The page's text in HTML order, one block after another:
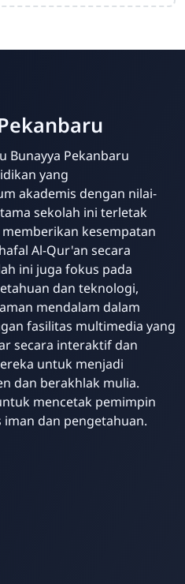
Bunayya Pekanbaru
yang
akademis dengan nilai-
sekolah ini terletak
kesempatan
Al-Qur'an secara
ini juga fokus pada
dan teknologi,
mendalam dalam
fasilitas multimedia yang
secara interaktif dan
untuk menjadi
dan berakhlak mulia.
mencetak pemimpin
iman dan pengetahuan.